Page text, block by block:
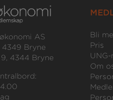
AS
4349 Bryne
4344 Bryne
Bli
Pris
Om